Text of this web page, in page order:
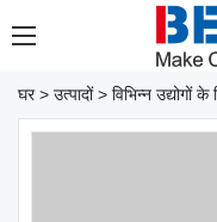
घर> उत्पादों> विभिन्न उद्योगों